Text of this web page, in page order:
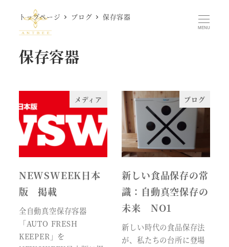
MENU
トップページ ブログ 保存容器
保存容器
メディア
NEWSWEEK日本
版 掲載
全自動真空保存容器
「AUTO FRESH
KEEPER」を
ブログ
新しい食品保存の常
識：自動真空保存の
未来 NO1
新しい時代の食品保存法
が、私たちの台所に登場